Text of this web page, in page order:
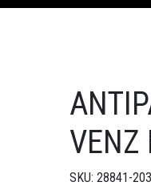
VENZ
SKU: 28841-